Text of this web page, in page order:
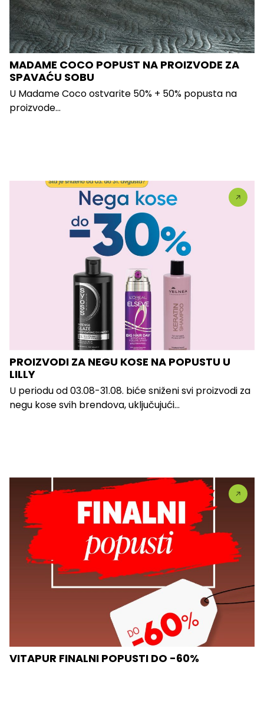
MADAME COCO POPUST NA PROIZVODE ZA
SPAVAĆU SOBU
U Madame Coco ostvarite 50% + 50% popusta na
proizvode...
PROIZVODI ZA NEGU KOSE NA POPUSTU U
LILLY
U periodu od 03.08-31.08. biće sniženi svi proizvodi za
negu kose svih brendova, uključujući...
VITAPUR FINALNI POPUSTI DO -60%